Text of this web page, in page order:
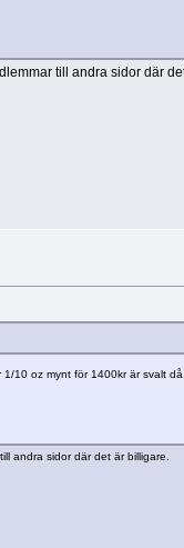
till andra sidor där
10 oz mynt för 1400kr är svalt
andra sidor där det är billigare.